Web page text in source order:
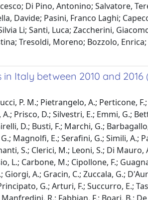
Di Pino, Antonino; Salvatore,
Davide; Pasini, Franco Laghi;
Li; Santi, Luca; Zaccherini,
Tresoldi, Moreno; Bozzolo,
Italy between 2010 and 2016
P. M.; Pietrangelo, A.; Perticone, F.;
Prisco, D.; Silvestri, E.; Emmi, G.;
D.; Busti, F.; Marchi, G.;
Magnolfi, E.; Serafini, G.; Simili, A.;
S.; Clerici, M.; Leoni, S.; Di Mauro,
L.; Carbone, M.; Cipollone, F.;
A.; Gracin, C.; Zuccala, G.;
G.; Arturi, F.; Succurro, E.;